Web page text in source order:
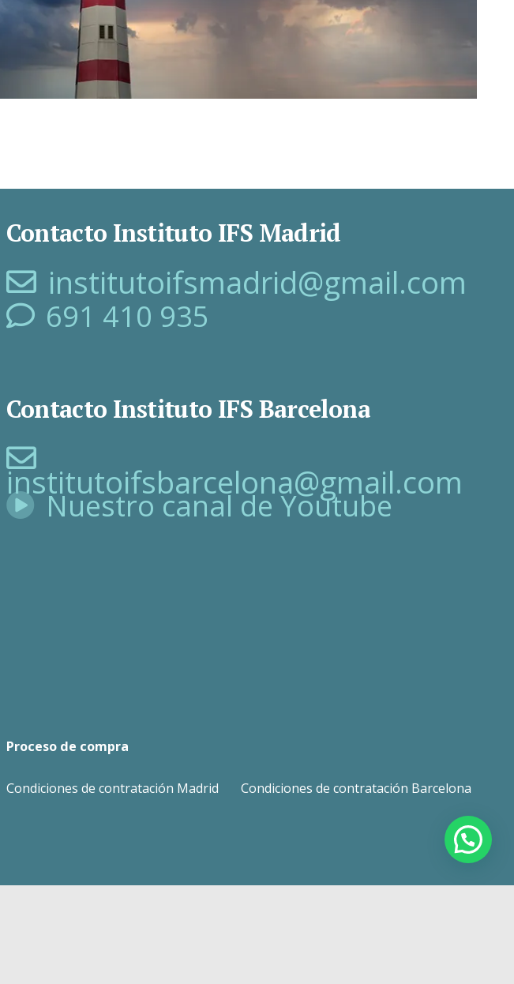
Contacto Instituto IFS Madrid
institutoifsmadrid@gmail.com
691 410 935
Contacto Instituto IFS Barcelona
institutoifsbarcelona@gmail.com
Nuestro canal de Youtube
Proceso de compra
Condiciones de contratación Madrid Condiciones de contratación Barcelona